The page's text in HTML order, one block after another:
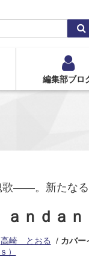
編集部ブロ
――。新たなる
ｎｄａｎ
高崎 とおる カバー
）